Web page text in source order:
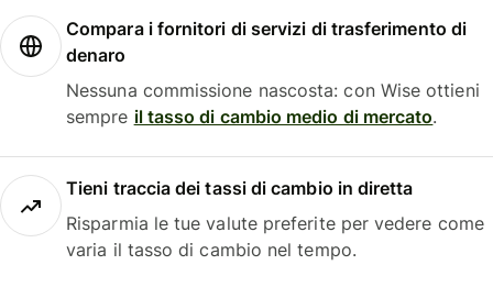
Compara i fornitori di servizi di trasferimento di
denaro
Nessuna commissione nascosta: con Wise ottieni
sempre il tasso di cambio medio di mercato.
Tieni traccia dei tassi di cambio in diretta
Risparmia le tue valute preferite per vedere come
varia il tasso di cambio nel tempo.